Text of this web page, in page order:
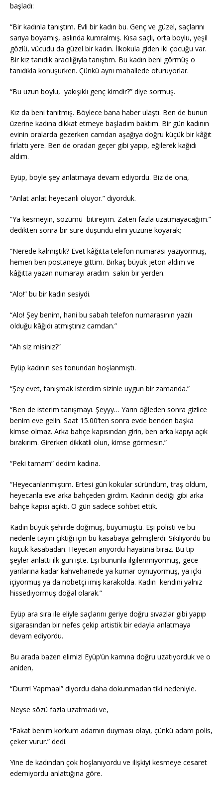
başladı:
“Bir kadınla tanıştım. Evli bir kadın bu. Genç ve güzel, saçlarını
sarıya boyamış, aslında kumralmış. Kısa saçlı, orta boylu, yeşil
gözlü, vücudu da güzel bir kadın. İlkokula giden iki çocuğu var.
Bir kız tanıdık aracılığıyla tanıştım. Bu kadın beni görmüş o
tanıdıkla konuşurken. Çünkü aynı mahallede oturuyorlar.
“Bu uzun boylu, yakışıklı genç kimdir?” diye sormuş.
Kız da beni tanıtmış. Böylece bana haber ulaştı. Ben de bunun
üzerine kadına dikkat etmeye başladım baktım. Bir gün kadının
evinin oralarda gezerken camdan aşağıya doğru küçük bir kâğıt
fırlattı yere. Ben de oradan geçer gibi yapıp, eğilerek kağıdı
aldım.
Eyüp, böyle şey anlatmaya devam ediyordu. Biz de ona,
“Anlat anlat heyecanlı oluyor.” diyorduk.
“Ya kesmeyin, sözümü bitireyim. Zaten fazla uzatmayacağım.”
dedikten sonra bir süre düşündü elini yüzüne koyarak;
“Nerede kalmıştık? Evet kâğıtta telefon numarası yazıyormuş,
hemen ben postaneye gittim. Birkaç büyük jeton aldım ve
kâğıtta yazan numarayı aradım sakin bir yerden.
“Alo!” bu bir kadın sesiydi.
“Alo! Şey benim, hani bu sabah telefon numarasının yazılı
olduğu kâğıdı atmıştınız camdan.”
“Ah siz misiniz?”
Eyüp kadının ses tonundan hoşlanmıştı.
“Şey evet, tanışmak isterdim sizinle uygun bir zamanda.”
“Ben de isterim tanışmayı. Şeyyy… Yarın öğleden sonra gizlice
benim eve gelin. Saat 15.00’ten sonra evde benden başka
kimse olmaz. Arka bahçe kapısından girin, ben arka kapıyı açık
bırakırım. Girerken dikkatli olun, kimse görmesin.”
“Peki tamam” dedim kadına.
“Heyecanlanmıştım. Ertesi gün kokular süründüm, traş oldum,
heyecanla eve arka bahçeden girdim. Kadının dediği gibi arka
bahçe kapısı açıktı. O gün sadece sohbet ettik.
Kadın büyük şehirde doğmuş, büyümüştü. Eşi polisti ve bu
nedenle tayini çıktığı için bu kasabaya gelmişlerdi. Sıkılıyordu bu
küçük kasabadan. Heyecan arıyordu hayatına biraz. Bu tip
şeyler anlattı ilk gün işte. Eşi bununla ilgilenmiyormuş, gece
yarılarına kadar kahvehanede ya kumar oynuyormuş, ya içki
içiyormuş ya da nöbetçi imiş karakolda. Kadın kendini yalnız
hissediyormuş doğal olarak.”
Eyüp ara sıra ile eliyle saçlarını geriye doğru sıvazlar gibi yapıp
sigarasından bir nefes çekip artistik bir edayla anlatmaya
devam ediyordu.
Bu arada bazen elimizi Eyüp’ün karnına doğru uzatıyorduk ve o
aniden,
“Durrr! Yapmaa!” diyordu daha dokunmadan tiki nedeniyle.
Neyse sözü fazla uzatmadı ve,
“Fakat benim korkum adamın duyması olayı, çünkü adam polis,
çeker vurur.” dedi.
Yine de kadından çok hoşlanıyordu ve ilişkiyi kesmeye cesaret
edemiyordu anlattığına göre.